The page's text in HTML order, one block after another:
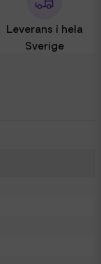
Leverans i hela
Sverige